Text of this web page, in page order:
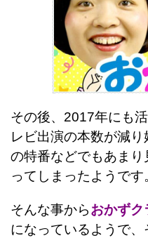
その後、2017年にも
レビ出演の本数が減
の特番などでもあま
ってしまったようです
そんな事からおかずク
になっているようで